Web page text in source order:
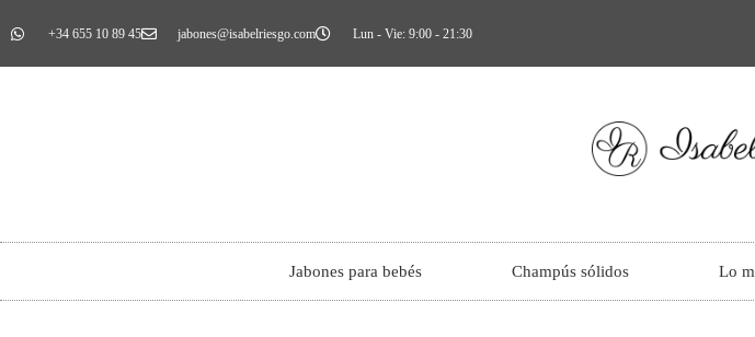
+34 655 10 89 45 jabones@isabelriesgo.com Lun - Vie: 9:00 - 21:30
Jabones para bebés Champús sólidos Lo